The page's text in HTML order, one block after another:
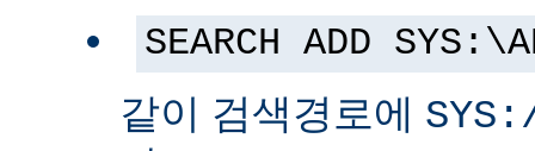
SEARCH ADD
같이 검색경로에